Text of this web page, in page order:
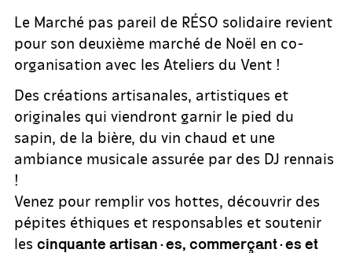
Le Marché pas pareil de RÉSO solidaire revient
pour son deuxième marché de Noël en co-
organisation avec les Ateliers du Vent !
Des créations artisanales, artistiques et
originales qui viendront garnir le pied du
sapin, de la bière, du vin chaud et une
ambiance musicale assurée par des DJ rennais
!
Venez pour remplir vos hottes, découvrir des
pépites éthiques et responsables et soutenir
les cinquante artisan·es, commerçant·es et